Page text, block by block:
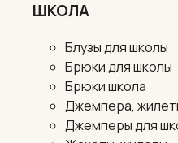
ШКОЛА
Блузы для школы
Брюки для школы
Брюки школа
Джемпера,
Джемперы для